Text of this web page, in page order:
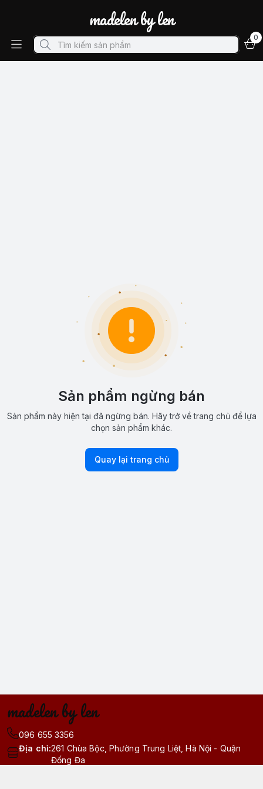
madelen by len
0
Sản phẩm ngừng bán
Sản phẩm này hiện tại đã ngừng bán. Hãy trở về trang chủ để lựa
chọn sản phẩm khác.
Quay lại trang chủ
madelen by len
096 655 3356
Địa chỉ:261 Chùa Bộc, Phường Trung Liệt, Hà Nội - Quận
Đống Đa